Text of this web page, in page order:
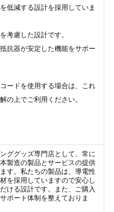
低減する設計を採用していま
考慮した設計です。
抗器が安定した機能をサポー
ードを使用する場合は、これ
の上でご利用ください。
ググッズ専門店として、常に
製造の製品とサービスの提供
す。私たちの製品は、導電性
を採用していますので安心し
ける設計です。また、ご購入
ポート体制を整えておりま